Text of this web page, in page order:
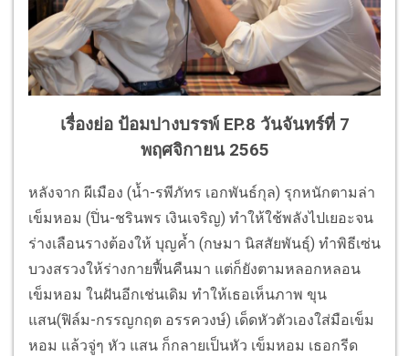
เรื่องย่อ ป้อมปางบรรพ์ EP.8 วันจันทร์ที่ 7
พฤศจิกายน 2565
หลังจาก ผีเมือง (น้ำ-รพีภัทร เอกพันธ์กุล) รุกหนักตามล่า
เข็มหอม (ปิ่น-ชรินพร เงินเจริญ) ทำให้ใช้พลังไปเยอะจน
ร่างเลือนรางต้องให้ บุญค้ำ (กษมา นิสสัยพันธุ์) ทำพิธีเซ่น
บวงสรวงให้ร่างกายฟื้นคืนมา แต่ก็ยังตามหลอกหลอน
เข็มหอม ในฝันอีกเช่นเดิม ทำให้เธอเห็นภาพ ขุน
แสน(ฟิล์ม-กรรญกฤต อรรควงษ์) เด็ดหัวตัวเองใส่มือเข็ม
หอม แล้วจู่ๆ หัว แสน ก็กลายเป็นหัว เข็มหอม เธอกรีด